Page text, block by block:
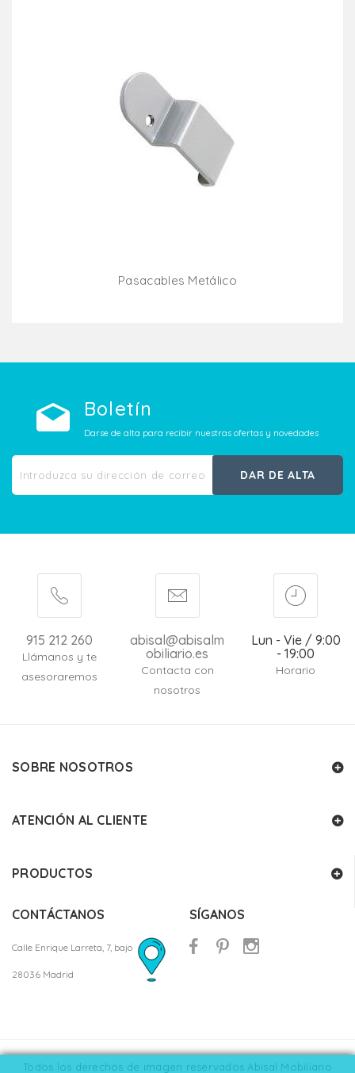
Pasacables Metálico
Boletín
Darse de alta para recibir nuestras ofertas y novedades
DAR DE ALTA
915 212 260
Llámanos y te
asesoraremos
abisal@abisalm
obiliario.es
Contacta con
nosotros
Lun - Vie / 9:00
- 19:00
Horario
SOBRE NOSOTROS
ATENCIÓN AL CLIENTE
PRODUCTOS
CONTÁCTANOS
Calle Enrique Larreta, 7, bajo
28036 Madrid
SÍGANOS
Todos los derechos de imagen reservados Abisal Mobiliario